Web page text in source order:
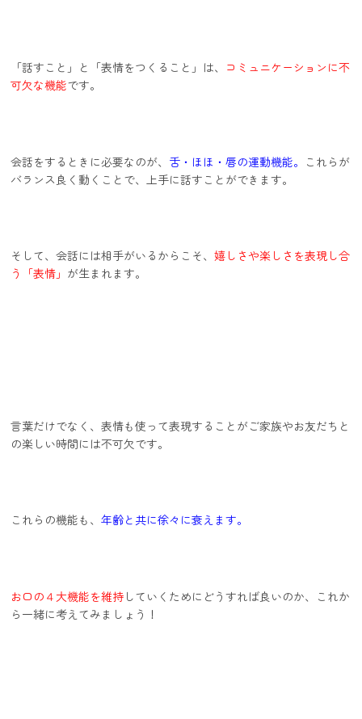
「話すこと」と「表情をつくること」は、 コミュニケーションに不
可欠な機能です。
会話をするときに必要なのが、 舌・ほほ・唇の運動機能。 これらが
バランス良く動くことで、上手に話すことができます。
そして、会話には相手がいるからこそ、嬉しさや楽しさを表現し合
う「表情」 が生まれます。
言葉だけでなく、表情も使って表現することがご家族やお友だちと
の楽しい時間には不可欠です。
これらの機能も、年齢と共に徐々に衰えます。
お口の４大機能を維持 していくためにどうすれば良いのか、これか
ら一緒に考えてみましょう！